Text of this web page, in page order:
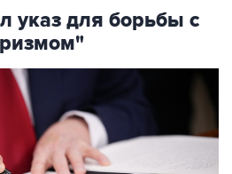
указ для борьбы с